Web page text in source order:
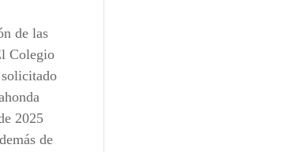
de las
Colegio
2025
de